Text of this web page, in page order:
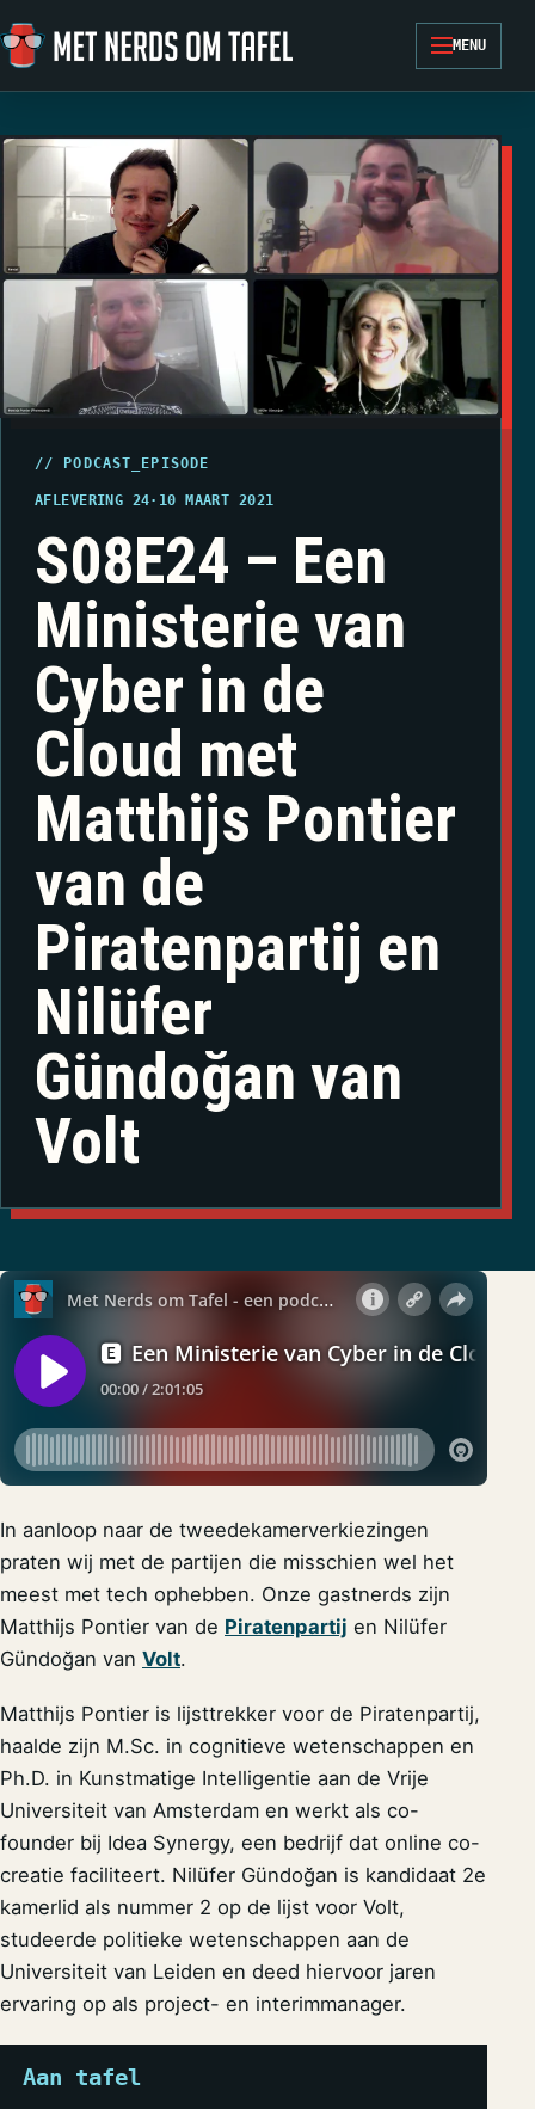
Ga naar de inhoud
MENU
// PODCAST_EPISODE
AFLEVERING 24· 10 MAART 2021
S08E24 – Een
Ministerie van
Cyber in de
Cloud met
Matthijs Pontier
van de
Piratenpartij en
Nilüfer
Gündoğan van
Volt
In aanloop naar de tweedekamerverkiezingen
praten wij met de partijen die misschien wel het
meest met tech ophebben. Onze gastnerds zijn
Matthijs Pontier van de Piratenpartij en Nilüfer
Gündoğan van Volt.
Matthijs Pontier is lijsttrekker voor de Piratenpartij,
haalde zijn M.Sc. in cognitieve wetenschappen en
Ph.D. in Kunstmatige Intelligentie aan de Vrije
Universiteit van Amsterdam en werkt als co-
founder bij Idea Synergy, een bedrijf dat online co-
creatie faciliteert. Nilüfer Gündoğan is kandidaat 2e
kamerlid als nummer 2 op de lijst voor Volt,
studeerde politieke wetenschappen aan de
Universiteit van Leiden en deed hiervoor jaren
ervaring op als project- en interimmanager.
Aan tafel